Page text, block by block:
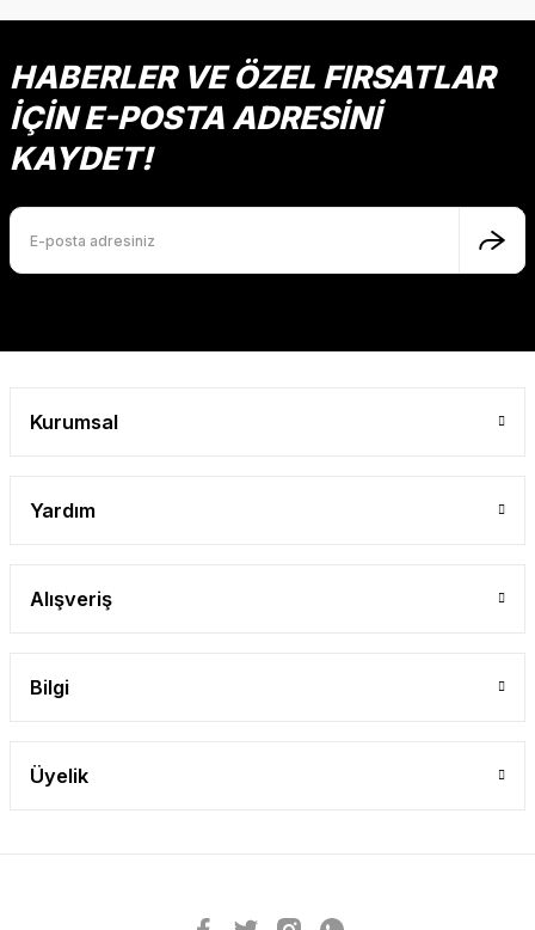
HABERLER VE ÖZEL FIRSATLAR
İÇİN E-POSTA ADRESİNİ
KAYDET!
Kurumsal
Yardım
Alışveriş
Bilgi
Üyelik